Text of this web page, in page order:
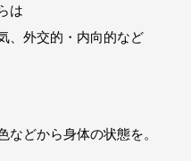
は
、外交的・内向的など
どから身体の状態を。